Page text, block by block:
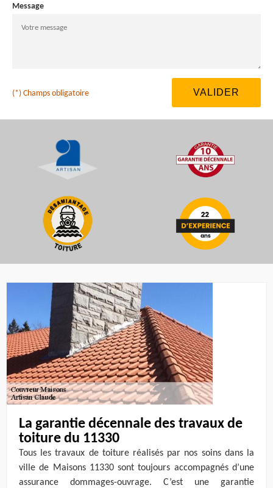
Message
(*) Champs obligatoire
La garantie décennale des travaux de
toiture du 11330
Tous les travaux de toiture réalisés par nos soins dans la
ville de Maisons 11330 sont toujours accompagnés d’une
assurance dommages-ouvrage. C’est une garantie